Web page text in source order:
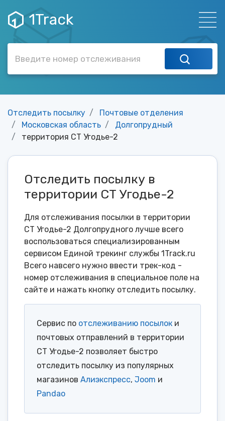
1Track
Отследить посылку
Почтовые отделения
Московская область
Долгопрудный
территория СТ Угодье-2
Отследить посылку в
территории СТ Угодье-2
Для отслеживания посылки в территории
СТ Угодье-2 Долгопрудного лучше всего
воспользоваться специализированным
сервисом Единой трекинг службы 1Track.ru
Всего навсего нужно ввести трек-код -
номер отслеживания в специальное поле на
сайте и нажать кнопку отследить посылку.
Сервис по отслеживанию посылок и
почтовых отправлений в территории
СТ Угодье-2 позволяет быстро
отследить посылку из популярных
магазинов Алиэкспресс, Joom и
Pandao